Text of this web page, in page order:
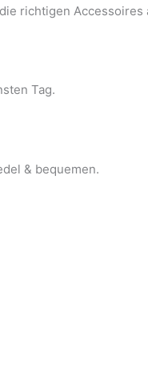
richtigen Accessoires
Tag.
& bequemen.